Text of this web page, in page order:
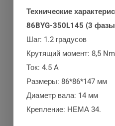
Технические
86BYG-350L145 (3
Шаг: 1.2 градусов
Крутящий момент: 8,5 Nm
Ток: 4.5 A
Размеры: 86*86*147 мм
Диаметр вала: 14 мм
Крепление: НЕМА 34.